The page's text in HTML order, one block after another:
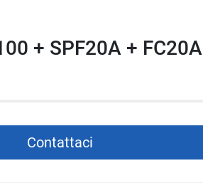
+ SPF20A + FC20A
Contattaci